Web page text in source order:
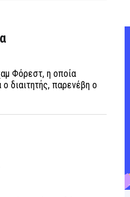
Φόρεστ, η οποία
διαιτητής, παρενέβη ο